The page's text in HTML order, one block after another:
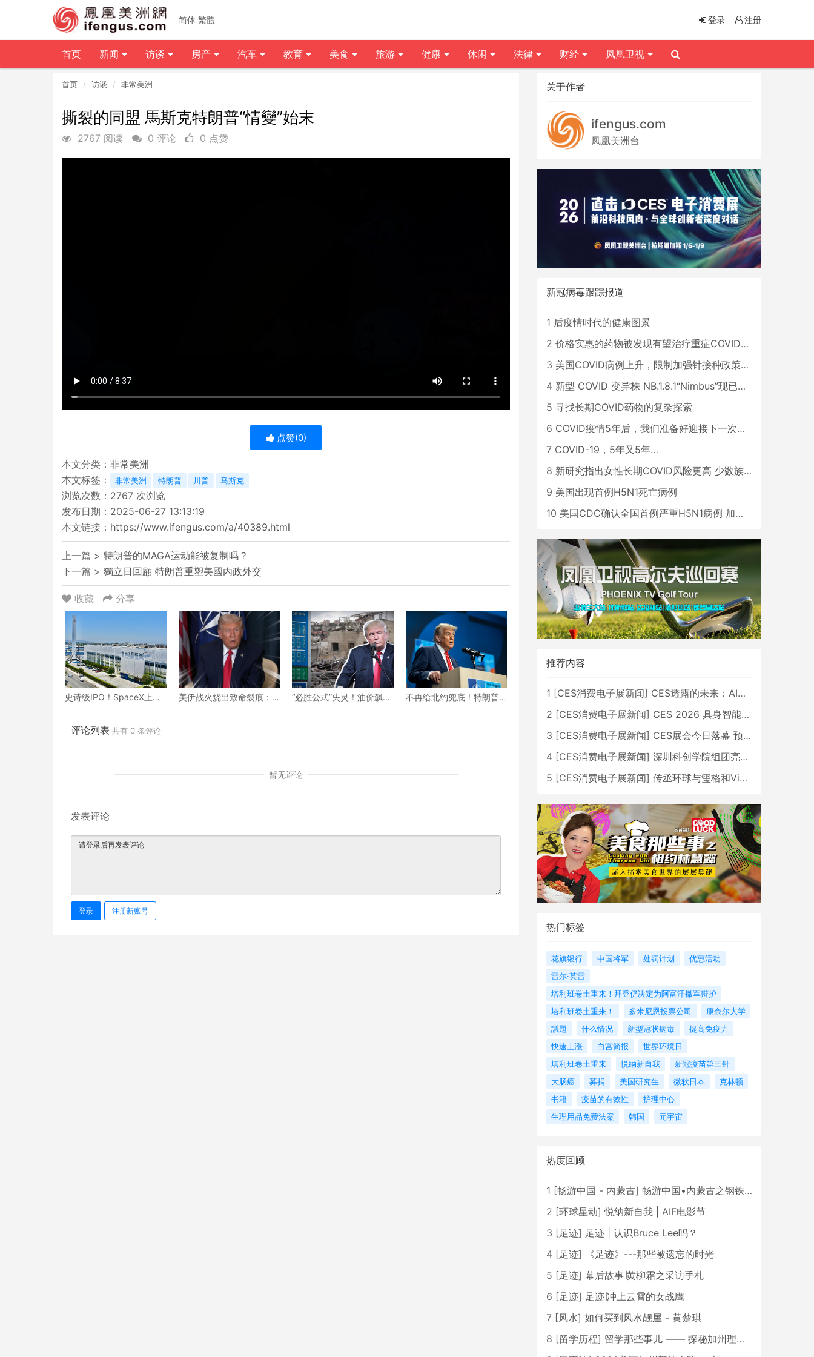
首页 访谈 非常美洲
撕裂的同盟 馬斯克特朗普“情變”始末
2767 阅读 0 评论 0 点赞
点赞(0)
本文分类： 非常美洲
本文标签：
非常美洲 特朗普 川普 马斯克
浏览次数： 2767 次浏览
发布日期：2025-06-27 13:13:19
本文链接： https://www.ifengus.com/a/40389.html
上一篇 > 特朗普的MAGA运动能被复制吗？
下一篇 > 獨立日回顧 特朗普重塑美國內政外交
收藏 分享
史诗级IPO！SpaceX上市
美伊战火烧出致命裂痕：
“必胜公式”失灵！油价飙
不再给北约兜底！特朗普
评论列表 共有 0 条评论
暂无评论
发表评论
登录 注册新账号
关于作者
ifengus.com
凤凰美洲台
新冠病毒跟踪报道
1 后疫情时代的健康图景
2 价格实惠的药物被发现有望治疗重症COVID患者
3 美国COVID病例上升，限制加强针接种政策即将出台
4 新型 COVID 变异株 NB.1.8.1“Nimbus”现已在美国占据主导地位
5 寻找长期COVID药物的复杂探索
6 COVID疫情5年后，我们准备好迎接下一次大流行了吗？
7 COVID-19，5年又5年…
8 新研究指出女性长期COVID风险更高 少数族裔儿童存在差异
9 美国出现首例H5N1死亡病例
10 美国CDC确认全国首例严重H5N1病例 加州进入紧急状态
推荐内容
1 [CES消费电子展新闻] CES透露的未来：AI、机器人与智能生活大爆发
2 [CES消费电子展新闻] CES 2026 具身智能与创新领域 中国公司大放异彩
3 [CES消费电子展新闻] CES展会今日落幕 预计2026行业收入将超五千亿美元
4 [CES消费电子展新闻] 深圳科创学院组团亮相CES 广受好评
5 [CES消费电子展新闻] 传丞环球与玺格和VibeLens共同推出全新耳机
热门标签
花旗银行 中国将军 处罚计划
优惠活动
雷尔·莫雷
塔利班卷土重来！拜登仍决定为阿富汗撤军辩护
塔利班卷土重来！
多米尼恩投票公司
康奈尔大学
議題
什么情况 新型冠状病毒
提高免疫力
快速上涨
白宫简报
世界环境日
塔利班卷土重来
悦纳新自我
新冠疫苗第三针
大肠癌
募捐 美国研究生 微软日本
克林顿
书籍
疫苗的有效性
护理中心
生理用品免费法案
韩国 元宇宙
热度回顾
1 [畅游中国 - 内蒙古] 畅游中国•内蒙古之钢铁骄子，魅力包头
2 [环球星动] 悦纳新自我 | AIF电影节
3 [足迹] 足迹 | 认识Bruce Lee吗？
4 [足迹]
《足迹》---那些被遗忘的时光
5 [足迹] 幕后故事∣黄柳霜之采访手札
6 [足迹] 足迹∣冲上云霄的女战鹰
7 [风水] 如何买到风水靓屋 - 黄楚琪
8 [留学历程] 留学那些事儿 —— 探秘加州理工学院Caltech博士生活 [上集]
简体 繁體 登录 注册
首页 新闻 访谈 房产 汽车 教育 美食 旅游 健康 休闲 法律 财经 凤凰卫视